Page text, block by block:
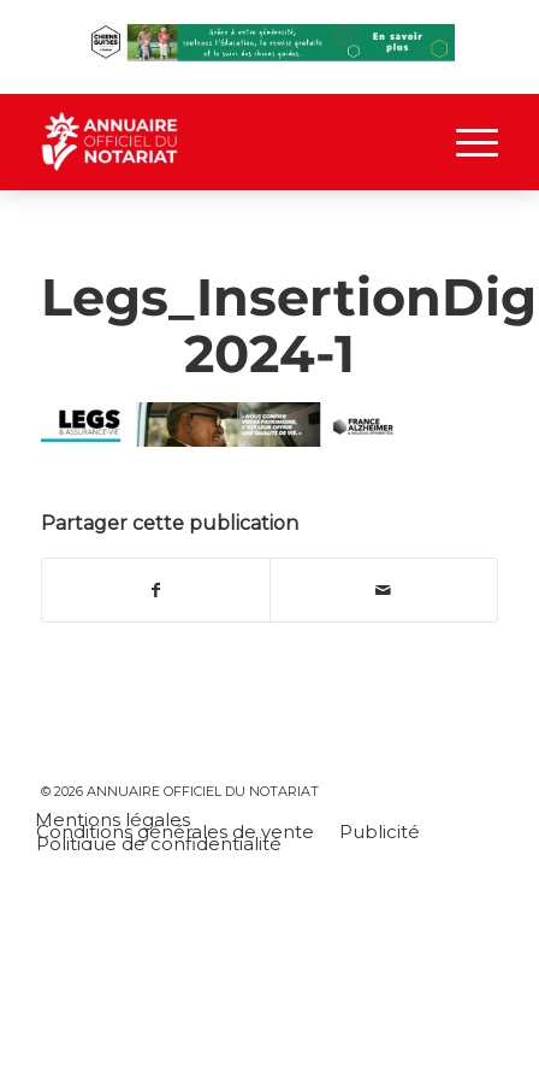
2024-1
Partager cette publication
© 2026 ANNUAIRE OFFICIEL DU NOTARIAT
Mentions légales
Conditions générales de vente Publicité
Politique de confidentialité